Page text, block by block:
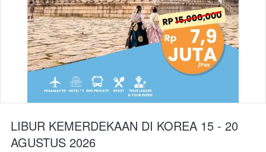
LIBUR KEMERDEKAAN DI KOREA 15 - 20
AGUSTUS 2026